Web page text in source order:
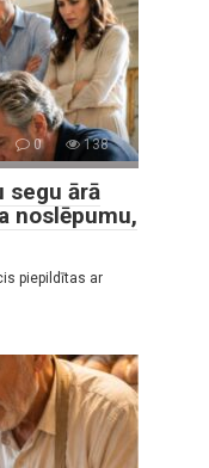
0 138
segu ārā
noslēpumu,
piepildītas ar